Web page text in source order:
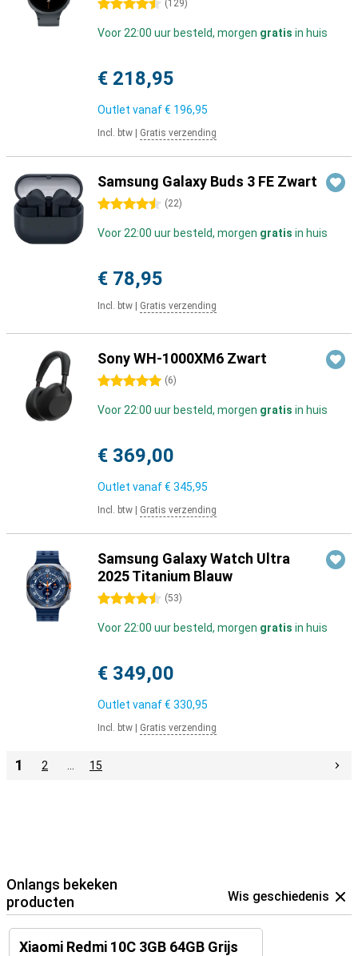
4.5 sterren (129)
Voor 22:00 uur besteld, morgen gratis in huis
€ 218,95
Outlet vanaf€ 196,95
Incl. btw Gratis verzending
Samsung Galaxy Buds 3 FE Zwart
4.5 sterren (22)
Voor 22:00 uur besteld, morgen gratis in huis
€ 78,95
Incl. btw Gratis verzending
Sony WH-1000XM6 Zwart
5 sterren (6)
Voor 22:00 uur besteld, morgen gratis in huis
€ 369,00
Outlet vanaf€ 345,95
Incl. btw Gratis verzending
Samsung Galaxy Watch Ultra
2025 Titanium Blauw
4.5 sterren (53)
Voor 22:00 uur besteld, morgen gratis in huis
€ 349,00
Outlet vanaf€ 330,95
Incl. btw Gratis verzending
1 2 15
Onlangs bekeken
producten
Wis geschiedenis
Xiaomi Redmi 10C 3GB 64GB Grijs